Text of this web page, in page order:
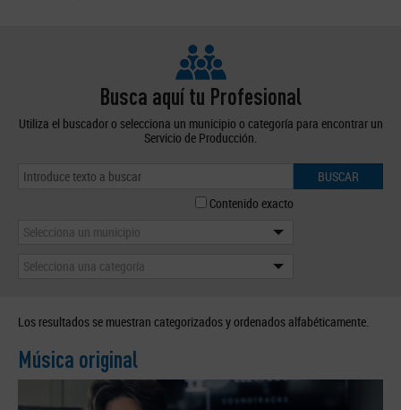
Busca aquí tu Profesional
Utiliza el buscador o selecciona un municipio o categoría para encontrar un
Servicio de Producción.
BUSCAR
Contenido exacto
Selecciona un municipio
Selecciona una categoría
Los resultados se muestran categorizados y ordenados alfabéticamente.
Música original